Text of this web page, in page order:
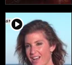
player2